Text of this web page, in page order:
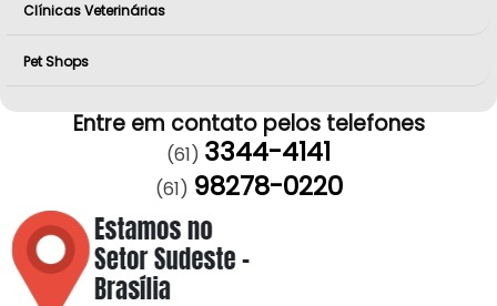
Clínicas Veterinárias
Pet Shops
Entre em contato pelos telefones
(61) 3344-4141
(61) 98278-0220